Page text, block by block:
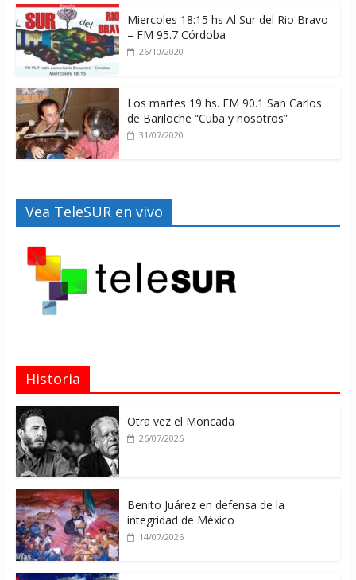
Miercoles 18:15 hs Al Sur del Rio Bravo
– FM 95.7 Córdoba
26/10/2020
Los martes 19 hs. FM 90.1 San Carlos
de Bariloche “Cuba y nosotros”
31/07/2020
Vea TeleSUR en vivo
Historia
Otra vez el Moncada
26/07/2026
Benito Juárez en defensa de la
integridad de México
14/07/2026